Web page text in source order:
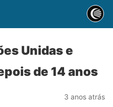
Unidas e
de 14 anos
3 anos atrás